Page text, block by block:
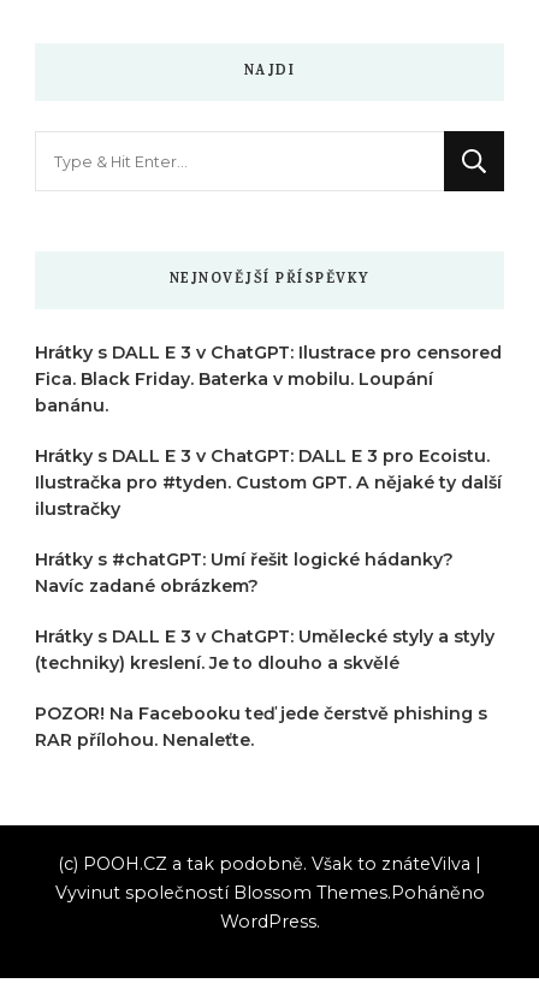
NAJDI
NEJNOVĚJŠÍ PŘÍSPĚVKY
Hrátky s DALL E 3 v ChatGPT: Ilustrace pro censored
Fica. Black Friday. Baterka v mobilu. Loupání
banánu.
Hrátky s DALL E 3 v ChatGPT: DALL E 3 pro Ecoistu.
Ilustračka pro #tyden. Custom GPT. A nějaké ty další
ilustračky
Hrátky s #chatGPT: Umí řešit logické hádanky?
Navíc zadané obrázkem?
Hrátky s DALL E 3 v ChatGPT: Umělecké styly a styly
(techniky) kreslení. Je to dlouho a skvělé
POZOR! Na Facebooku teď jede čerstvě phishing s
RAR přílohou. Nenaleťte.
(c) POOH.CZ a tak podobně. Však to znáteVilva |
Vyvinut společností Blossom Themes.Poháněno
WordPress.